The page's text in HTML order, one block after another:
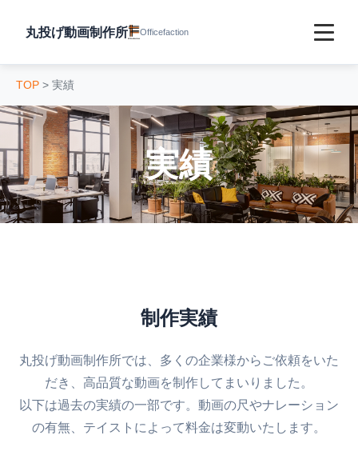
丸投げ動画制作所 Officefaction
サービス
特徴
実績
Blog
お問い合わせ
TOP > 実績
実績
制作実績
丸投げ動画制作所では、多くの企業様からご依頼をいた
だき、高品質な動画を制作してまいりました。
以下は過去の実績の一部です。動画の尺やナレーション
の有無、テイストによって料金は変動いたします。